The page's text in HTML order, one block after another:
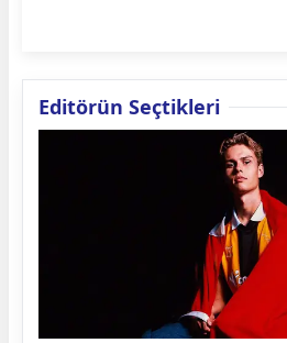
Editörün Seçtikleri